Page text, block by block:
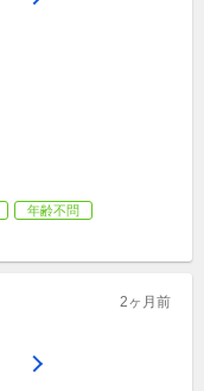
年齢不問
2ヶ月前